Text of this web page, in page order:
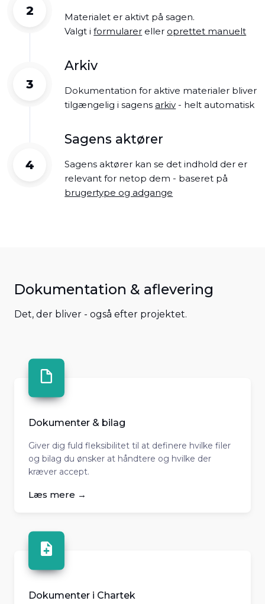
2
Materialet er aktivt på sagen.
Valgt iformularer eller oprettet manuelt
3
Arkiv
Dokumentation for aktive materialer bliver
tilgængelig i sagens arkiv - helt automatisk
4
Sagens aktører
Sagens aktører kan se det indhold der er
relevant for netop dem - baseret på
brugertype og adgange
Dokumentation & aflevering
Det, der bliver - også efter projektet.
Dokumenter & bilag
Giver dig fuld fleksibilitet til at definere hvilke filer
og bilag du ønsker at håndtere og hvilke der
kræver accept.
Læs mere →
Dokumenter i Chartek